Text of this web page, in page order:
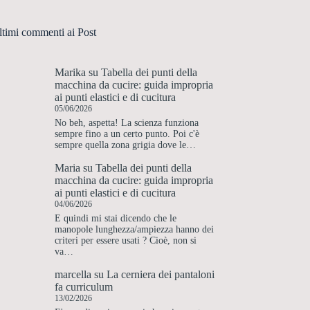
commenti ai Post
Marika suTabella dei punti della
macchina da cucire: guida impropria
ai punti elastici e di cucitura
05/06/2026
No beh, aspetta! La scienza funziona
sempre fino a un certo punto. Poi c'è
sempre quella zona grigia dove le…
Maria suTabella dei punti della
macchina da cucire: guida impropria
ai punti elastici e di cucitura
04/06/2026
E quindi mi stai dicendo che le
manopole lunghezza/ampiezza hanno dei
criteri per essere usati ? Cioè, non si
va…
marcella suLa cerniera dei pantaloni
fa curriculum
13/02/2026